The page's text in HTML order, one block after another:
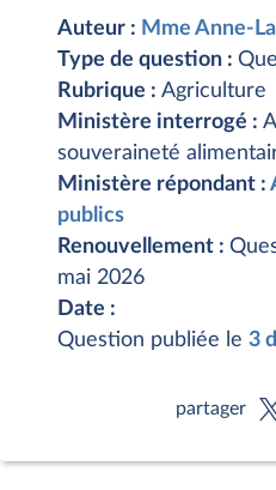
Auteur : Mme Anne-
Type de question :
Rubrique : Agriculture
Ministère interrogé :
souveraineté
Ministère répondant :
publics
Renouvellement :
mai 2026
Date :
Question publiée le 3
partager